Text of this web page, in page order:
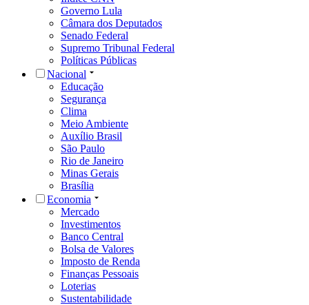
Governo Lula
Câmara dos Deputados
Senado Federal
Supremo Tribunal Federal
Políticas Públicas
Nacional
Educação
Segurança
Clima
Meio Ambiente
Auxílio Brasil
São Paulo
Rio de Janeiro
Minas Gerais
Brasília
Economia
Mercado
Investimentos
Banco Central
Bolsa de Valores
Imposto de Renda
Finanças Pessoais
Loterias
Sustentabilidade